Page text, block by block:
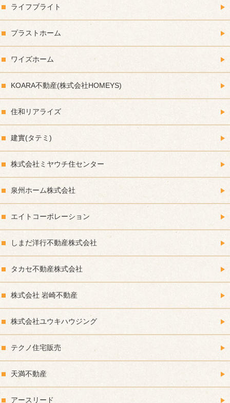
ライフブライト
プラストホーム
ワイズホーム
KOARA不動産(株式会社HOMEYS)
住和リアライズ
建實(タテミ)
株式会社ミヤウチ住センター
泉州ホーム株式会社
エイトコーポレーション
しまだ洋行不動産株式会社
タカセ不動産株式会社
株式会社 岩崎不動産
株式会社ユウキハウジング
テクノ住宅販売
天満不動産
アースリード